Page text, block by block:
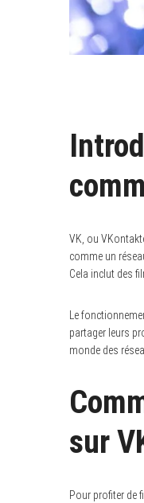
VK, ou
comme un
Cela inclut des
Le
partager leurs
monde des
sur
Pour profiter de